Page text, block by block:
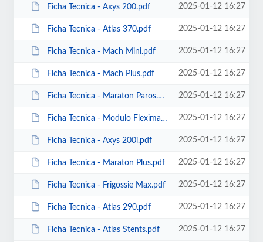
Ficha Tecnica - Axys 200.pdf 2025-01-12 16:27
Ficha Tecnica - Atlas 370.pdf 2025-01-12 16:27
Ficha Tecnica - Mach Mini.pdf 2025-01-12 16:27
Ficha Tecnica - Mach Plus.pdf 2025-01-12 16:27
Ficha Tecnica - Maraton Paros.pdf 2025-01-12 16:27
Ficha Tecnica - Modulo Fleximax.pdf 2025-01-12 16:27
Ficha Tecnica - Axys 200i.pdf 2025-01-12 16:27
Ficha Tecnica - Maraton Plus.pdf 2025-01-12 16:27
Ficha Tecnica - Frigossie Max.pdf 2025-01-12 16:27
Ficha Tecnica - Atlas 290.pdf 2025-01-12 16:27
Ficha Tecnica - Atlas Stents.pdf 2025-01-12 16:27